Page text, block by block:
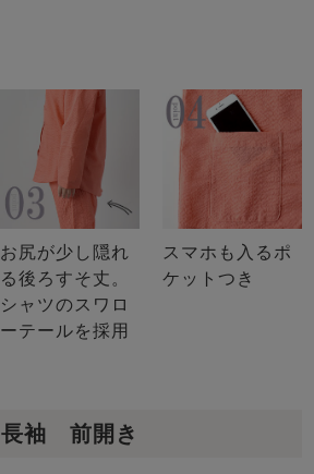
お尻が少し隠れ
る後ろすそ丈。
シャツのスワロ
ーテールを採用
スマホも入るポ
ケットつき
長袖 前開き